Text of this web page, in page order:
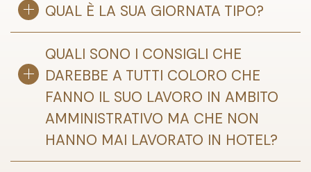
QUAL È LA SUA GIORNATA TIPO?
QUALI SONO I CONSIGLI CHE
DAREBBE A TUTTI COLORO CHE
FANNO IL SUO LAVORO IN AMBITO
AMMINISTRATIVO MA CHE NON
HANNO MAI LAVORATO IN HOTEL?